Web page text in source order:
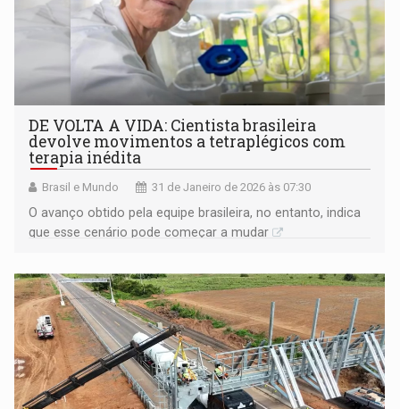
DE VOLTA A VIDA: Cientista brasileira
devolve movimentos a tetraplégicos com
terapia inédita
Brasil e Mundo 31 de Janeiro de 2026 às 07:30
O avanço obtido pela equipe brasileira, no entanto, indica
que esse cenário pode começar a mudar